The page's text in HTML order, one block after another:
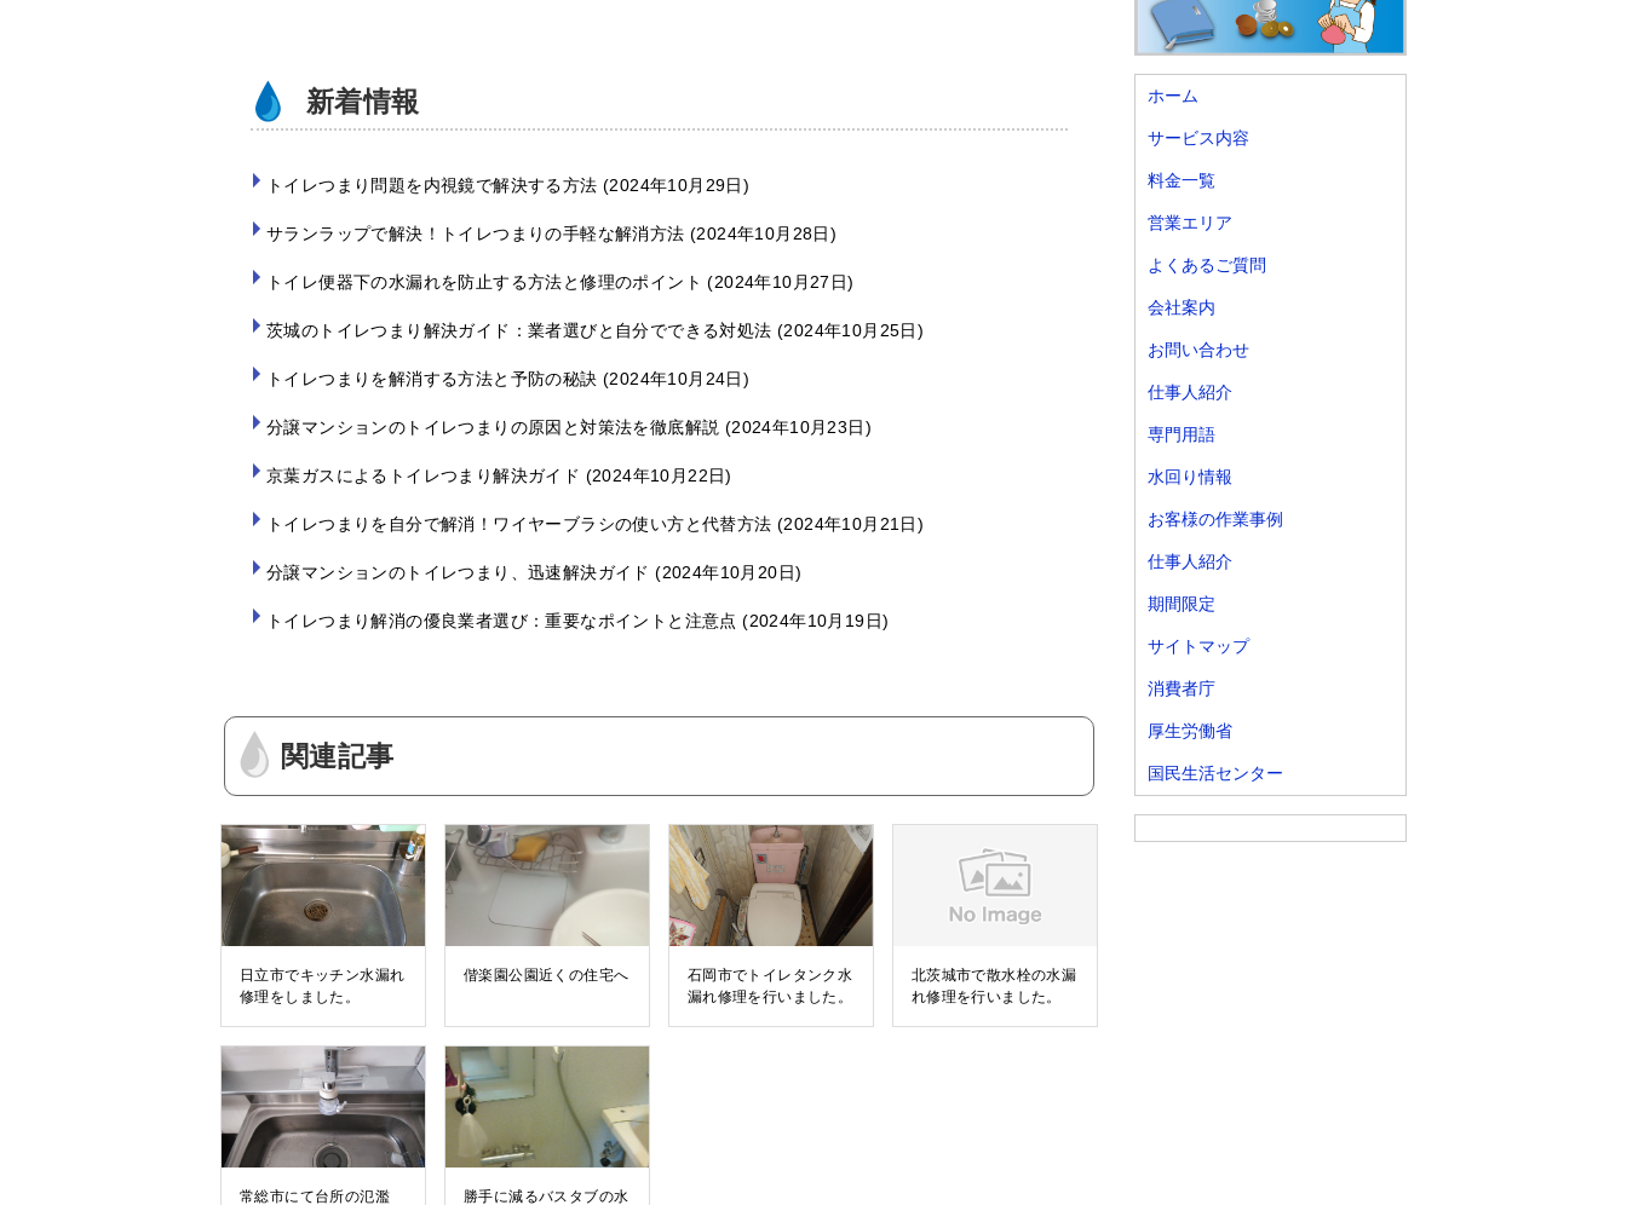
新着情報
トイレつまり問題を内視鏡で解決する方法 2024年10月29日
サランラップで解決！トイレつまりの手軽な解消方法 2024年10月28日
トイレ便器下の水漏れを防止する方法と修理のポイント 2024年10月27日
茨城のトイレつまり解決ガイド：業者選びと自分でできる対処法 2024年10月25日
トイレつまりを解消する方法と予防の秘訣 2024年10月24日
分譲マンションのトイレつまりの原因と対策法を徹底解説 2024年10月23日
京葉ガスによるトイレつまり解決ガイド 2024年10月22日
トイレつまりを自分で解消！ワイヤーブラシの使い方と代替方法 2024年10月21日
分譲マンションのトイレつまり、迅速解決ガイド 2024年10月20日
トイレつまり解消の優良業者選び：重要なポイントと注意点 2024年10月19日
関連記事
日立市でキッチン水漏れ
修理をしました。
偕楽園公園近くの住宅へ
石岡市でトイレタンク水
漏れ修理を行いました。
北茨城市で散水栓の水漏
れ修理を行いました。
常総市にて台所の氾濫 勝手に減るバスタブの水
ホーム
サービス内容
料金一覧
営業エリア
よくあるご質問
会社案内
お問い合わせ
仕事人紹介
専門用語
水回り情報
お客様の作業事例
仕事人紹介
期間限定
サイトマップ
消費者庁
厚生労働省
国民生活センター